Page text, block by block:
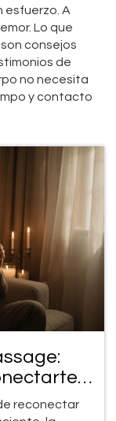
esfuerzo. A
Lo que
consejos
de
no necesita
y contacto
reconectar